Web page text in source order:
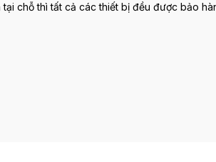
chỗ thì tất cả các thiết bị đều được bảo